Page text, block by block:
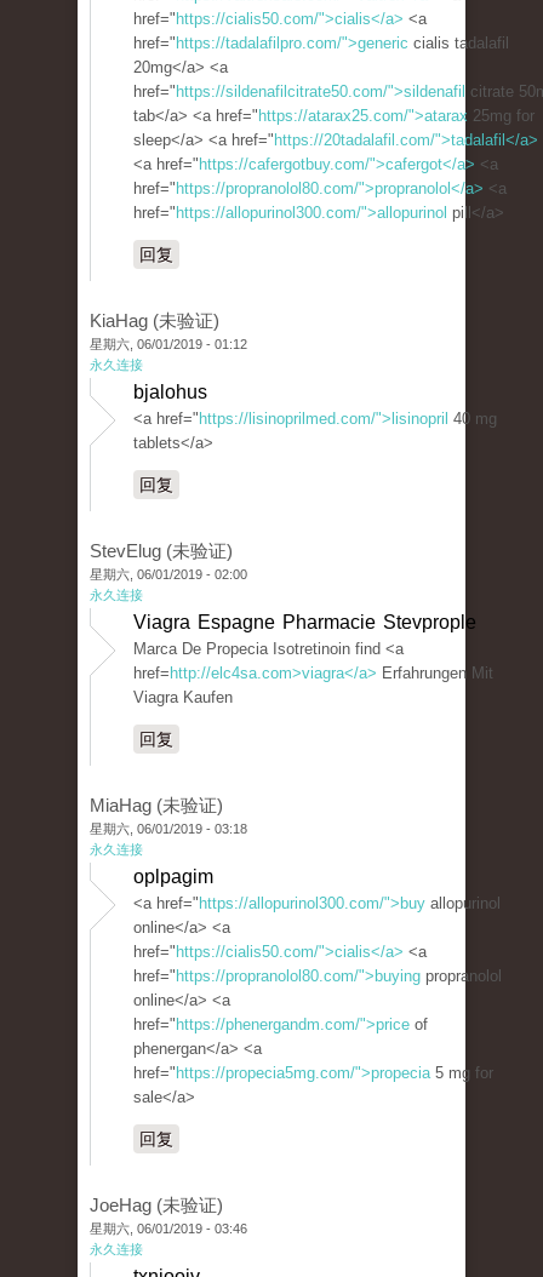
href=" https://cialis50.com/">cialis</a> <a
href=" https://tadalafilpro.com/">generic cialis tadalafil
20mg</a> <a
href=" https://sildenafilcitrate50.com/">sildenafil citrate
tab</a> <a href=" https://atarax25.com/">atarax 25mg for
sleep</a> <a href=" https://20tadalafil.com/">tadalafil</a>
<a href=" https://cafergotbuy.com/">cafergot</a> <a
href=" https://propranolol80.com/">propranolol</a> <a
href=" https://allopurinol300.com/">allopurinol pill</a>
回复
KiaHag (未验证)
星期六, 06/01/2019 - 01:12
永久连接
bjalohus
<a href=" https://lisinoprilmed.com/">lisinopril 40 mg
tablets</a>
回复
StevElug (未验证)
星期六, 06/01/2019 - 02:00
永久连接
Viagra Espagne Pharmacie Stevprople
Marca De Propecia Isotretinoin find <a
href= http://elc4sa.com>viagra</a> Erfahrungen Mit
Viagra Kaufen
回复
MiaHag (未验证)
星期六, 06/01/2019 - 03:18
永久连接
oplpagim
<a href=" https://allopurinol300.com/">buy allopurinol
online</a> <a
href=" https://cialis50.com/">cialis</a> <a
href=" https://propranolol80.com/">buying propranolol
online</a> <a
href=" https://phenergandm.com/">price of
phenergan</a> <a
href=" https://propecia5mg.com/">propecia5 mg for
sale</a>
回复
JoeHag (未验证)
星期六, 06/01/2019 - 03:46
永久连接